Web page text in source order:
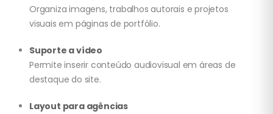
Organiza imagens, trabalhos autorais e projetos
visuais em páginas de portfólio.
Suporte a vídeo
Permite inserir conteúdo audiovisual em áreas de
destaque do site.
Layout para agências